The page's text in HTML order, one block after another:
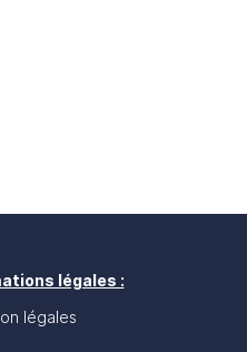
légales :
légales